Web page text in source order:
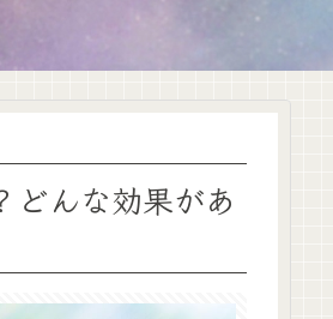
どんな効果があ